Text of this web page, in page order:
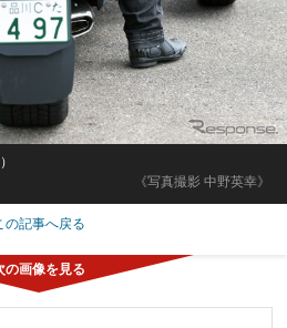
《写真撮影 中野英幸》
の記事へ戻る